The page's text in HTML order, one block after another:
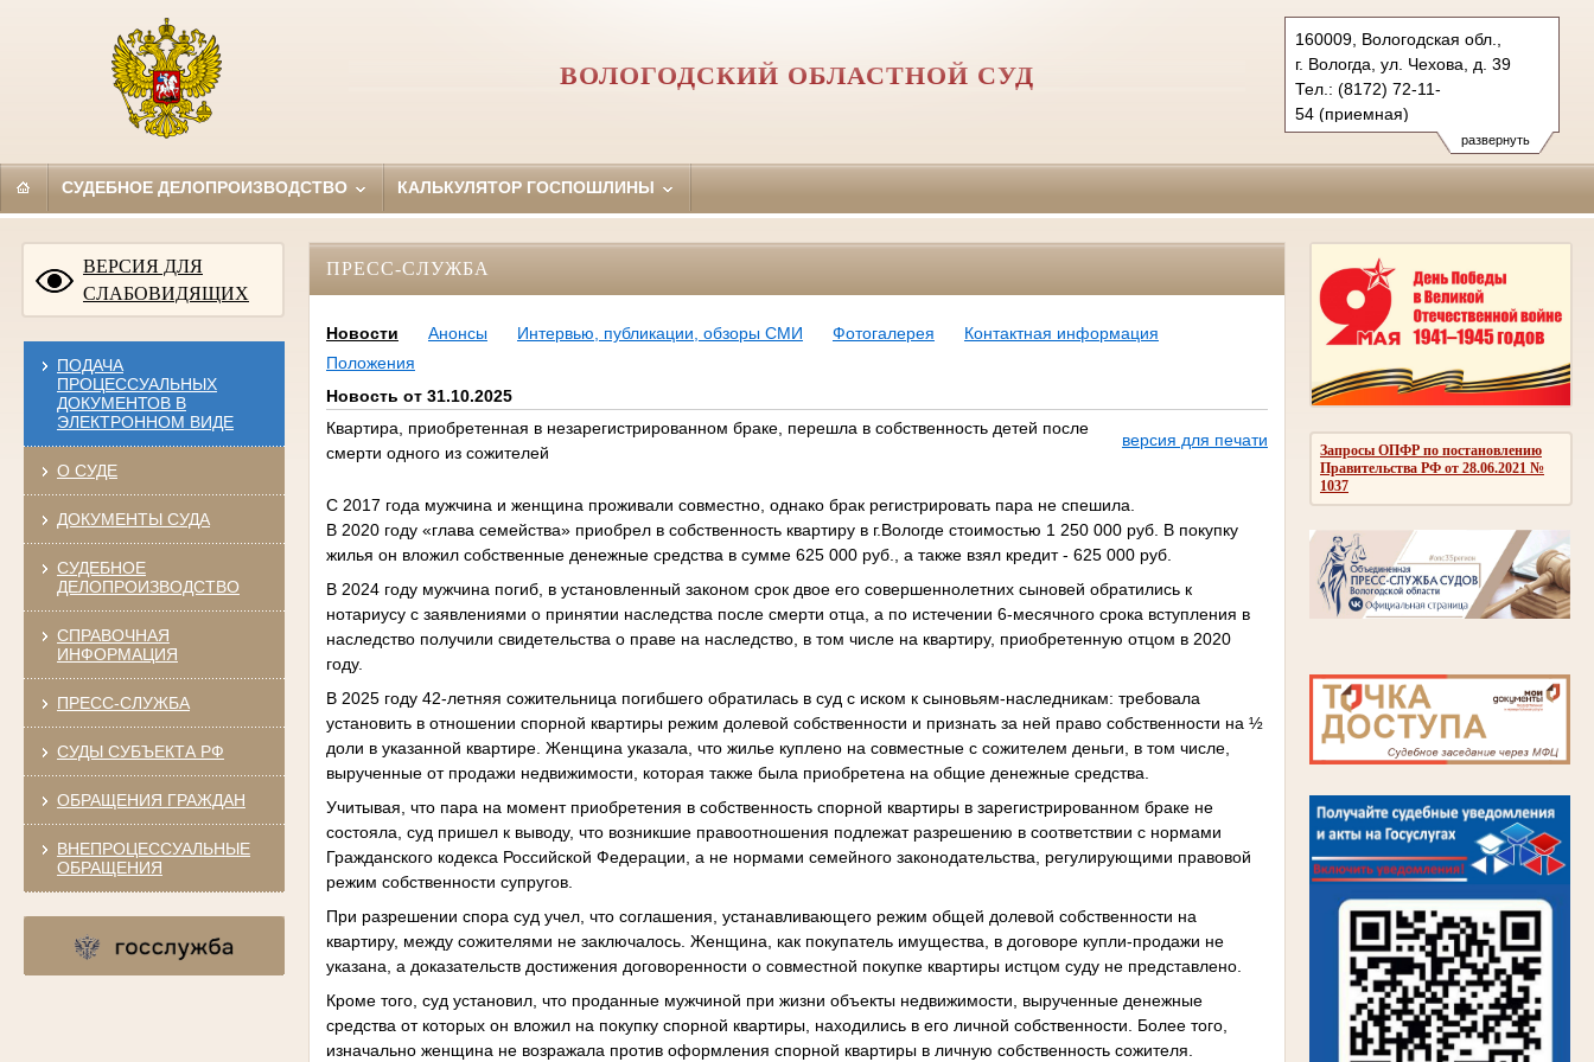
развернуть
160009, Вологодская обл.,
г. Вологда, ул. Чехова, д. 39
Тел.: (8172) 72-11-
54 (приемная)
78-64-75 (гражд.), 78-64-
60 (угол.)
ВОЛОГОДСКИЙ ОБЛАСТНОЙ СУД
СУДЕБНОЕ ДЕЛОПРОИЗВОДСТВО КАЛЬКУЛЯТОР ГОСПОШЛИНЫ
ВЕРСИЯ ДЛЯ
СЛАБОВИДЯЩИХ
ПОДАЧА
ПРОЦЕССУАЛЬНЫХ
ДОКУМЕНТОВ В
ЭЛЕКТРОННОМ ВИДЕ
О СУДЕ
ДОКУМЕНТЫ СУДА
СУДЕБНОЕ
ДЕЛОПРОИЗВОДСТВО
СПРАВОЧНАЯ
ИНФОРМАЦИЯ
ПРЕСС-СЛУЖБА
СУДЫ СУБЪЕКТА РФ
ОБРАЩЕНИЯ ГРАЖДАН
ВНЕПРОЦЕССУАЛЬНЫЕ
ОБРАЩЕНИЯ
Запросы ОПФР по постановлению
Правительства РФ от 28.06.2021 №
1037
ПРЕСС-СЛУЖБА
Новости Анонсы Интервью, публикации, обзоры СМИ Фотогалерея
Контактная информация
Положения
Новость от 31.10.2025
Квартира, приобретенная в незарегистрированном браке, перешла в собственность детей после
смерти одного из сожителей
версия для печати
С 2017 года мужчина и женщина проживали совместно, однако брак регистрировать пара не спешила.
В 2020 году «глава семейства» приобрел в собственность квартиру в г.Вологде стоимостью 1 250 000 руб. В покупку
жилья он вложил собственные денежные средства в сумме 625 000 руб., а также взял кредит - 625 000 руб.
В 2024 году мужчина погиб, в установленный законом срок двое его совершеннолетних сыновей обратились к
нотариусу с заявлениями о принятии наследства после смерти отца, а по истечении 6-месячного срока вступления в
наследство получили свидетельства о праве на наследство, в том числе на квартиру, приобретенную отцом в 2020
году.
В 2025 году 42-летняя сожительница погибшего обратилась в суд с иском к сыновьям-наследникам: требовала
установить в отношении спорной квартиры режим долевой собственности и признать за ней право собственности на ½
доли в указанной квартире. Женщина указала, что жилье куплено на совместные с сожителем деньги, в том числе,
вырученные от продажи недвижимости, которая также была приобретена на общие денежные средства.
Учитывая, что пара на момент приобретения в собственность спорной квартиры в зарегистрированном браке не
состояла, суд пришел к выводу, что возникшие правоотношения подлежат разрешению в соответствии с нормами
Гражданского кодекса Российской Федерации, а не нормами семейного законодательства, регулирующими правовой
режим собственности супругов.
При разрешении спора суд учел, что соглашения, устанавливающего режим общей долевой собственности на
квартиру, между сожителями не заключалось. Женщина, как покупатель имущества, в договоре купли-продажи не
указана, а доказательств достижения договоренности о совместной покупке квартиры истцом суду не представлено.
Кроме того, суд установил, что проданные мужчиной при жизни объекты недвижимости, вырученные денежные
средства от которых он вложил на покупку спорной квартиры, находились в его личной собственности. Более того,
изначально женщина не возражала против оформления спорной квартиры в личную собственность сожителя.